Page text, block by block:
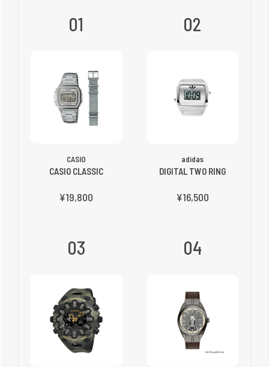
01
CASIO
CASIO CLASSIC
¥19,800
02
adidas
DIGITAL TWO RING
¥16,500
03 04